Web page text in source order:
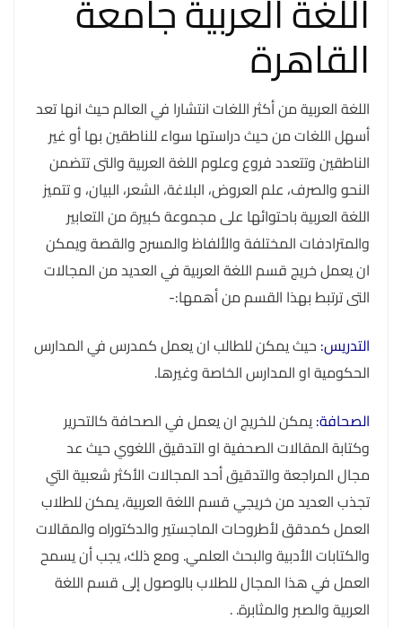
القاهرة
اللغة العربية من أكثر اللغات انتشارا في العالم حيث انها تعد
أسهل اللغات من حيث دراستها سواء للناطقين بها أو غير
الناطقين وتتعدد فروع وعلوم اللغة العربية والتى تتضمن
النحو والصرف، علم العروض، البلاغة، الشعر، البيان، و تتميز
اللغة العربية باحتوائها على مجموعة كبيرة من التعابير
والمترادفات المختلفة والألفاظ والمسرح والقصة ويمكن
ان يعمل خريج قسم اللغة العربية في العديد من المجالات
التى ترتبط بهذا القسم من أهمها:-
التدريس: حيث يمكن للطالب ان يعمل كمدرس في المدارس
الحكومية او المدارس الخاصة وغيرها.
الصحافة:يمكن للخريج ان يعمل في الصحافة كالتحرير
وكتابة المقالات الصحفية او التدقيق اللغوي حيث عد
مجال المراجعة والتدقيق أحد المجالات الأكثر شعبية التي
تجذب العديد من خريجي قسم اللغة العربية، يمكن للطلاب
العمل كمدقق لأطروحات الماجستير والدكتوراه والمقالات
والكتابات الأدبية والبحث العلمي. ومع ذلك، يجب أن يسمح
العمل في هذا المجال للطلاب بالوصول إلى قسم اللغة
العربية والصبر والمثابرة. .